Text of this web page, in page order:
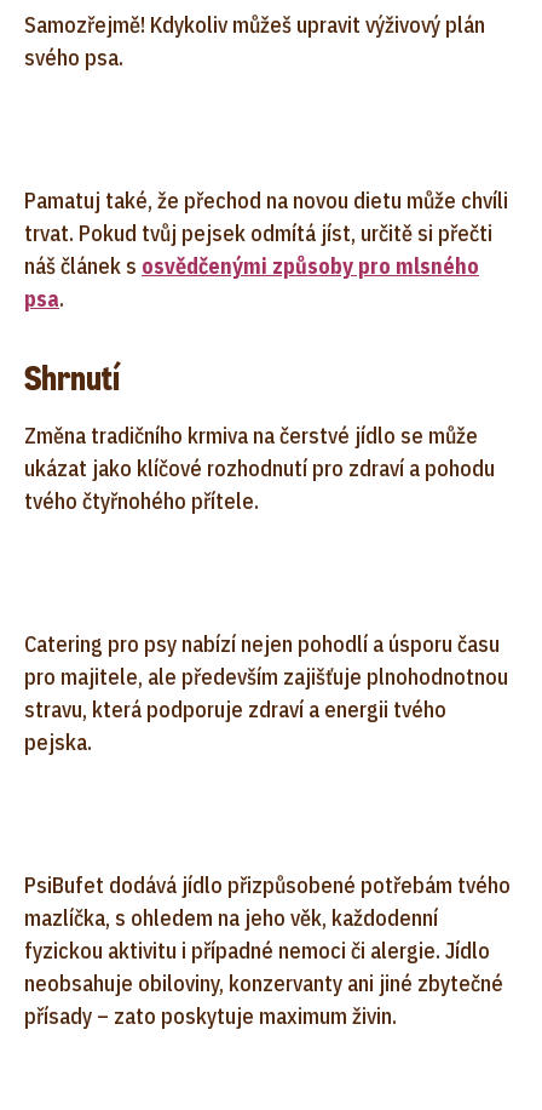
Samozřejmě! Kdykoliv můžeš upravit výživový plán
svého psa.
Pamatuj také, že přechod na novou dietu může chvíli
trvat. Pokud tvůj pejsek odmítá jíst, určitě si přečti
náš článek s osvědčenými způsoby pro mlsného
psa.
Shrnutí
Změna tradičního krmiva na čerstvé jídlo se může
ukázat jako klíčové rozhodnutí pro zdraví a pohodu
tvého čtyřnohého přítele.
Catering pro psy nabízí nejen pohodlí a úsporu času
pro majitele, ale především zajišťuje plnohodnotnou
stravu, která podporuje zdraví a energii tvého
pejska.
PsiBufet dodává jídlo přizpůsobené potřebám tvého
mazlíčka, s ohledem na jeho věk, každodenní
fyzickou aktivitu i případné nemoci či alergie. Jídlo
neobsahuje obiloviny, konzervanty ani jiné zbytečné
přísady – zato poskytuje maximum živin.